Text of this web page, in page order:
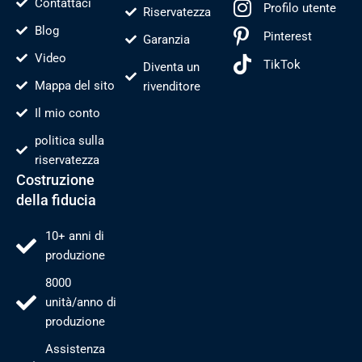
Contattaci
Blog
Video
Mappa del sito
Il mio conto
politica sulla
riservatezza
Riservatezza
Garanzia
Diventa un
rivenditore
Profilo utente
Pinterest
TikTok
Costruzione
della fiducia
10+ anni di
produzione
8000
unità/anno di
produzione
Assistenza